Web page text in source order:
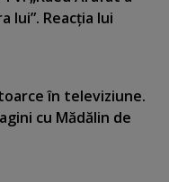
lui”. Reacţia lui
în televiziune.
cu Mădălin de